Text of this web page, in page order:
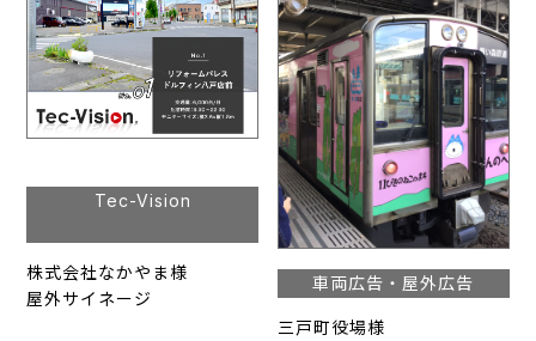
Tec-Vision
株式会社なかやま様
屋外サイネージ
車両広告・屋外広告
三戸町役場様